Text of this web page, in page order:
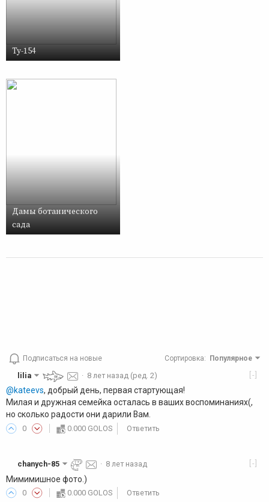
Ту-154
Дамы ботанического
сада
Подписаться на новые Сортировка: Популярное
[-]
lilia · 8 лет назад(ред. 2)
@kateevs, добрый день, первая стартующая!
Милая и дружная семейка осталась в ваших воспоминаниях(,
но сколько радости они дарили Вам.
0 0.000 GOLOS Ответить
[-]
chanych-85 · 8 лет назад
Мимимишное фото.)
0 0.000 GOLOS Ответить